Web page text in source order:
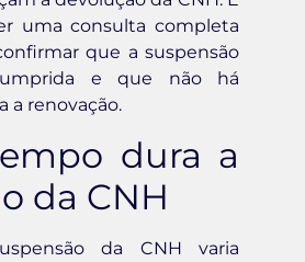
uma consulta completa
que a suspensão
e que não há
a renovação.
dura a
da CNH
da CNH varia